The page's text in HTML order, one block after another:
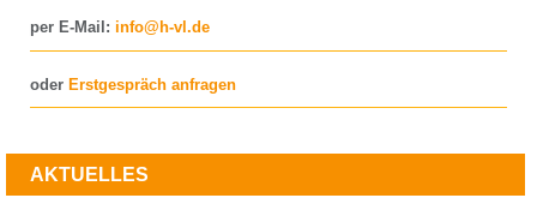
per E-Mail: info@h-vl.de
oder Erstgespräch anfragen
AKTUELLES